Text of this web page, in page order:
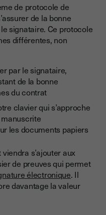
de protocole de
de la bonne
signataire. Ce protocole
différentes, non
par le signataire,
de la bonne
du contrat
clavier qui s’approche
les documents papiers
s’ajouter aux
de preuves qui permet
électronique. Il
davantage la valeur